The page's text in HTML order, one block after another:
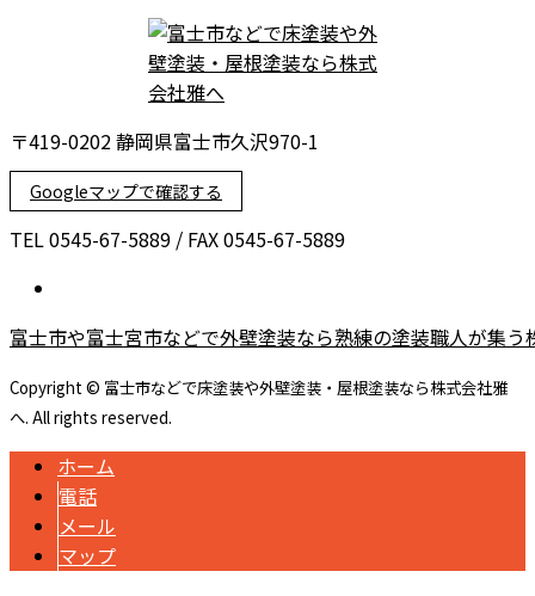
〒419-0202 静岡県富士市久沢970-1
Googleマップで確認する
TEL 0545-67-5889 / FAX 0545-67-5889
富士市や富士宮市などで外壁塗装なら熟練の塗装職人が集う
Copyright © 富士市などで床塗装や外壁塗装・屋根塗装なら株式会社雅
へ. All rights reserved.
ホーム
電話
メール
マップ